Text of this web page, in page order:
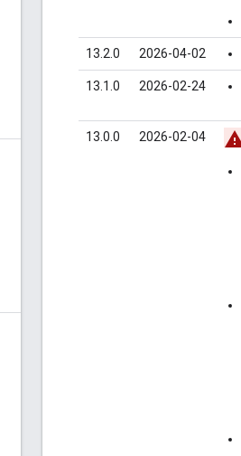
13.2.0 2026-04-02
13.1.0 2026-02-24
13.0.0 2026-02-04